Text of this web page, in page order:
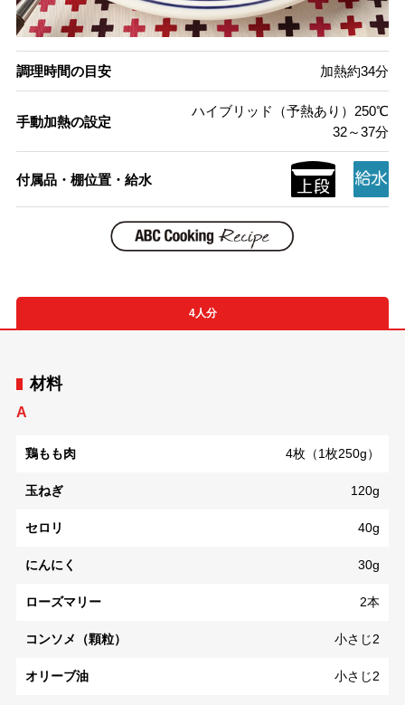
調理時間の目安 加熱約34分
手動加熱の設定
ハイブリッド（予熱あり）250℃
32～37分
付属品・棚位置・給水
4人分
材料
A
鶏もも肉 4枚（1枚250g）
玉ねぎ 120g
セロリ 40g
にんにく 30g
ローズマリー 2本
コンソメ（顆粒） 小さじ2
オリーブ油 小さじ2